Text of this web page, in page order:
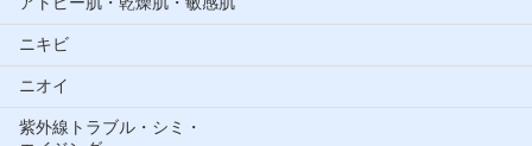
ニキビ
ニオイ
紫外線トラブル・シミ・